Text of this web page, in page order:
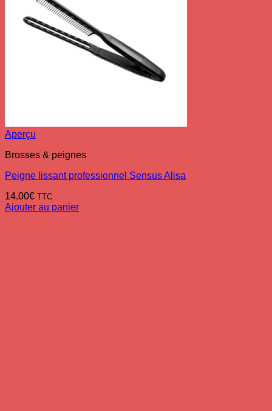
Aperçu
Brosses & peignes
Peigne lissant professionnel Sensus Alisa
14.00€ TTC
Ajouter au panier